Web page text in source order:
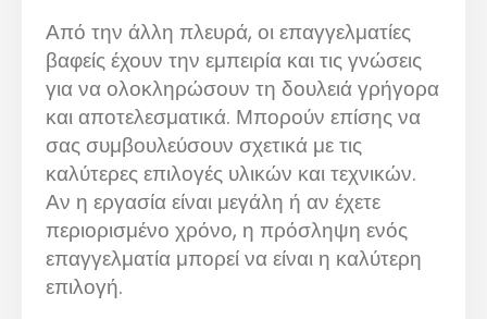
Από την άλλη πλευρά, οι επαγγελματίες
βαφείς έχουν την εμπειρία και τις γνώσεις
για να ολοκληρώσουν τη δουλειά γρήγορα
και αποτελεσματικά. Μπορούν επίσης να
σας συμβουλεύσουν σχετικά με τις
καλύτερες επιλογές υλικών και τεχνικών.
Αν η εργασία είναι μεγάλη ή αν έχετε
περιορισμένο χρόνο, η πρόσληψη ενός
επαγγελματία μπορεί να είναι η καλύτερη
επιλογή.